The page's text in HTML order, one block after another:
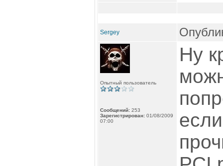
Sergey
Опытный пользователь
Сообщений: 253
Зарегистрирован: 01/08/2009
07:00
Ну